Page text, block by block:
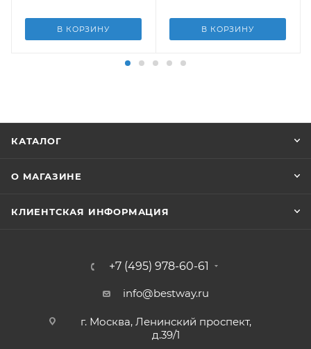
В КОРЗИНУ В КОРЗИНУ
КАТАЛОГ
О МАГАЗИНЕ
КЛИЕНТСКАЯ ИНФОРМАЦИЯ
+7 (495) 978-60-61
info@bestway.ru
г. Москва, Ленинский проспект,
д.39/1